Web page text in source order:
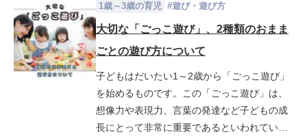
の「おままごと遊び」の特徴と、「おままご
と遊び」をつうじて伸ばせる子どもの能力に
ついて、具体例をまじえながら解説していき
ます。
1歳～3歳の育児 #遊び・遊び方
大切な「ごっこ遊び」、2種類のおまま
ごとの遊び方について
子どもはだいたい1～2歳から「ごっこ遊び」
を始めるものです。この「ごっこ遊び」は、
想像力や表現力、言葉の発達など子どもの成
長にとって非常に重要であるといわれていま